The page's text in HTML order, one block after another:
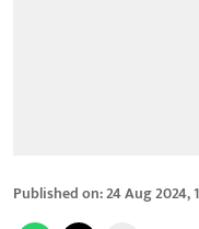
Published on:24 Aug 2024,